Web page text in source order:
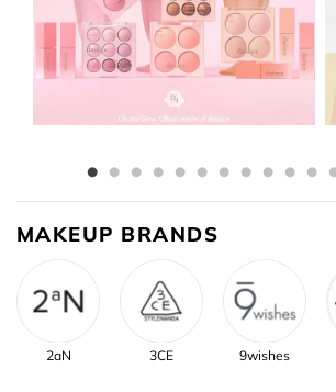
MAKEUP BRANDS
2aN 3CE 9wishes